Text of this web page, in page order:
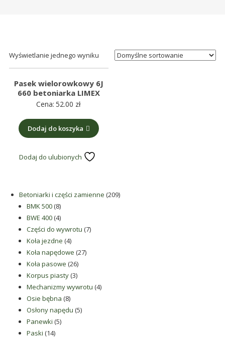
Produkujemy
rodzaju
części
betoniarek,
maszyn
rolniczych,
zamienne.
Wyświetlanie jednego wyniku
Pasek wielorowkowy 6J
660 betoniarka LIMEX
Cena: 52.00 zł
Dodaj do koszyka
Dodaj do ulubionych
Betoniarki i części zamienne 209209
BMK 500 88
produktów
BWE 400 44
produkty
Części do wywrotu 77
Koła jezdne 44
produkty
Koła napędowe 2727
Koła pasowe 2626
produktów
Korpus piasty 33
produkty
Mechanizmy wywrotu 44
Osie bębna 88
produktów
Osłony napędu 55
Panewki 55
Paski 1414